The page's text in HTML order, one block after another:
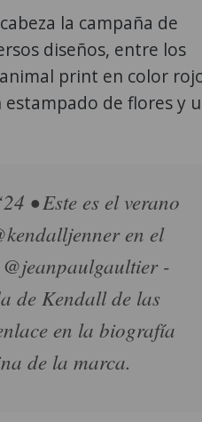
la campaña de
diseños, entre los
print en color
de flores y
• Este es el verano
en el
-
de Kendall de las
en la biografía
de la marca.